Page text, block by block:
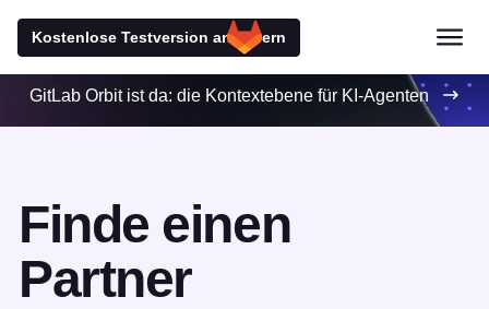
Kostenlose Testversion anfordern
GitLab Orbit ist da: die Kontextebene für KI-Agenten
Finde einen
Partner